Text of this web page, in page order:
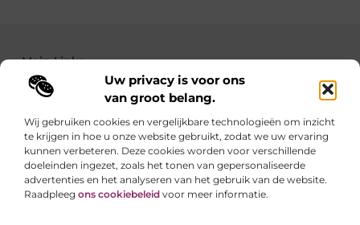
Uw privacy is voor ons
van groot belang.
Wij gebruiken cookies en vergelijkbare technologieën om inzicht
te krijgen in hoe u onze website gebruikt, zodat we uw ervaring
kunnen verbeteren. Deze cookies worden voor verschillende
doeleinden ingezet, zoals het tonen van gepersonaliseerde
advertenties en het analyseren van het gebruik van de website.
Raadpleeg ons cookiebeleid voor meer informatie.
Main Links
Linkzoekertjes.be brengt je elke dag iets nieuws
Inspirerende blogs en waardevolle tips voor een
slimmer en leuker internetgebruik.